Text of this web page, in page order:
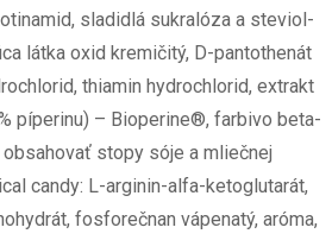
sladidlá sukralóza a steviol-
látka oxid kremičitý, D-pantothenát
thiamin hydrochlorid, extrakt
píperinu) – Bioperine®, farbivo beta-
stopy sóje a mliečnej
candy: L-arginin-alfa-ketoglutarát,
fosforečnan vápenatý, aróma,